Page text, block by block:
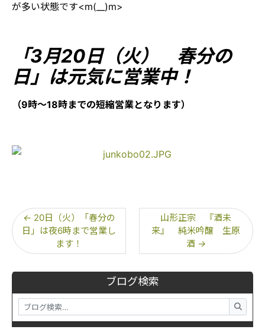
ブログ検索
が多い状態です<m(__)m>
「3月20日（火） 春分の
日」は元気に営業中！
（9時～18時までの短縮営業となります）
← 20日（火）「春分の
日」は夜6時まで営業し
ます！
山形正宗 『酒未
来』 純米吟醸 生原
酒 →